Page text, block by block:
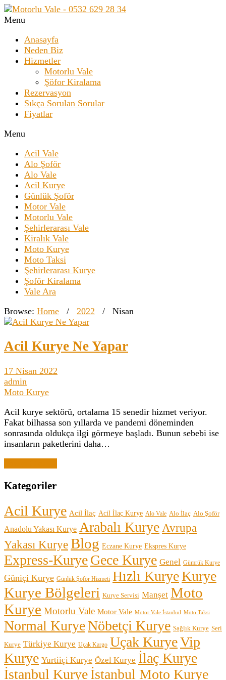
Menu
Anasayfa
Neden Biz
Hizmetler
Motorlu Vale
Şöfor Kiralama
Rezervasyon
Sıkça Sorulan Sorular
Fiyatlar
Menu
Acil Vale
Alo Şoför
Alo Vale
Acil Kurye
Günlük Şoför
Motor Vale
Motorlu Vale
Şehirlerarası Vale
Kiralık Vale
Moto Kurye
Moto Taksi
Şehirlerarası Kurye
Şoför Kiralama
Vale Ara
Browse: Home / 2022 / Nisan
Acil Kurye Ne Yapar
17 Nisan 2022
admin
Moto Kurye
Acil kurye sektörü, ortalama 15 senedir hizmet veriyor.
Fakat bilhassa son yıllarda ve pandemi döneminden
sonrasında oldukça ilgi görmeye başladı. Bunun sebebi ise
insanların paketlerini daha…
Kategoriler
Acil Kurye Acil İlaç Acil İlaç Kurye Alo Vale Alo İlaç Alo Şoför
Anadolu Yakası Kurye Arabalı Kurye Avrupa
Yakası KuryeBlog Eczane Kurye Ekspres Kurye
Express-KuryeGece Kurye Genel Gümrük Kurye
Güniçi Kurye Günlük Şoför Hizmeti Hızlı KuryeKurye
Kurye Bölgeleri Kurye Servisi Manşet Moto
Kurye Motorlu Vale Motor Vale Motor Vale İstanbul Moto Taksi
Normal KuryeNöbetçi Kurye Sağlık Kurye Seri
Kurye Türkiye Kurye Uçak Kargo Uçak KuryeVip
Kurye Yurtiiçi Kurye Özel Kurye İlaç Kurye
İstanbul Kuryeİstanbul Moto Kurye